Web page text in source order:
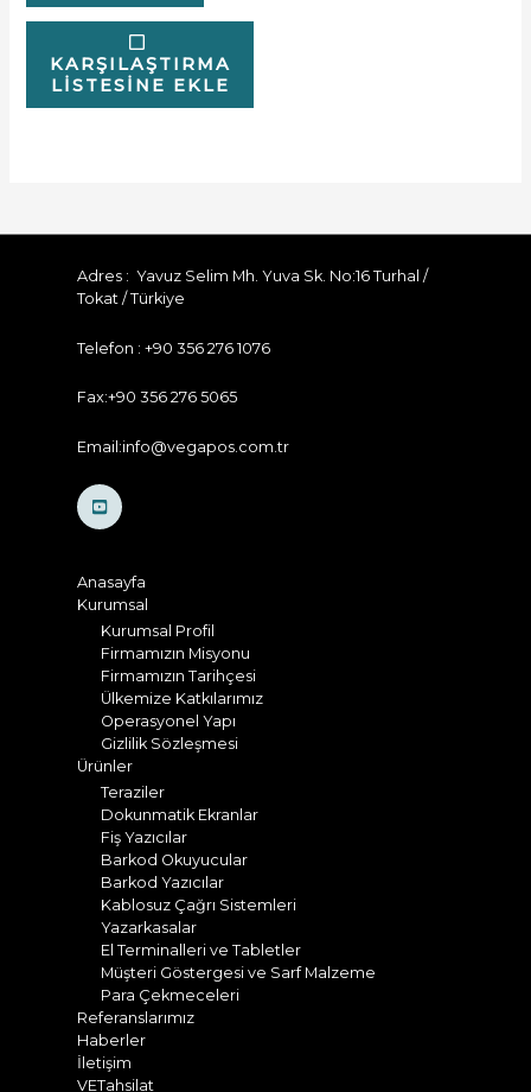
KARŞILAŞTIRMA
LISTESINE EKLE
Adres : Yavuz Selim Mh. Yuva Sk. No:16 Turhal /
Tokat / Türkiye
Telefon : +90 356 276 1076
Fax:+90 356 276 5065
Email:info@vegapos.com.tr
Anasayfa
Kurumsal
Kurumsal Profil
Firmamızın Misyonu
Firmamızın Tarihçesi
Ülkemize Katkılarımız
Operasyonel Yapı
Gizlilik Sözleşmesi
Ürünler
Teraziler
Dokunmatik Ekranlar
Fiş Yazıcılar
Barkod Okuyucular
Barkod Yazıcılar
Kablosuz Çağrı Sistemleri
Yazarkasalar
El Terminalleri ve Tabletler
Müşteri Göstergesi ve Sarf Malzeme
Para Çekmeceleri
Referanslarımız
Haberler
İletişim
VETahsilat